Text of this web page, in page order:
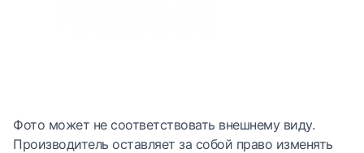
Фото может не соответствовать внешнему виду.
Производитель оставляет за собой право изменять